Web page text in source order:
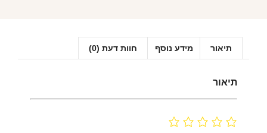
תיאור מידע נוסף חוות דעת (0)
תיאור